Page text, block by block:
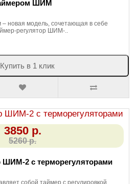
ШИМ
новая модель, сочетающая в себе
регулятор ШИМ-..
Купить в 1 клик
3850 р.
5260 р.
ШИМ-2 с терморегуляторами